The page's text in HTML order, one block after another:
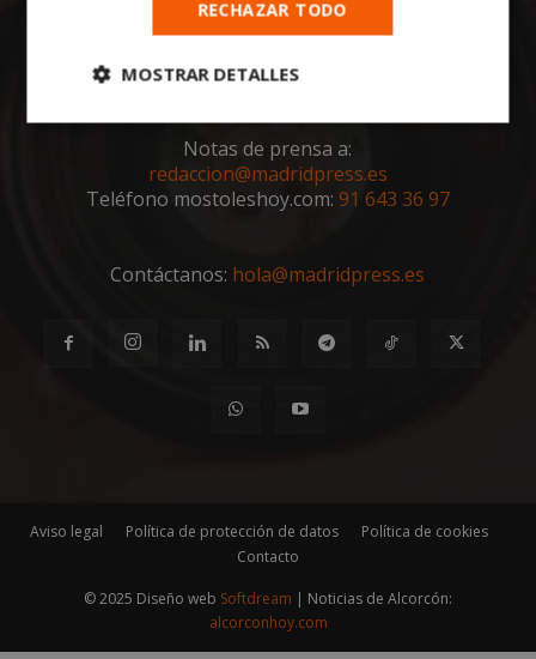
Todas las noticias de Móstoles en
toda la actualidad, noticias, eventos, ocio y
Notas de prensa a:
redaccion@madridpress.es
Teléfono mostoleshoy.com: 91 643 36 97
Contáctanos: hola@madridpress.es
Aviso legal Política de protección de datos
Política de cookies
Contacto
© 2025 Diseño web Softdream | Noticias de Alcorcón:
alcorconhoy.com
RECHAZAR TODO
MOSTRAR DETALLES
Cookies
estrictamente
necesarias
Cookies de
rendimiento
preferencias
funcionalidad
Cookies estrictamente necesarias
Cookies de preferencias